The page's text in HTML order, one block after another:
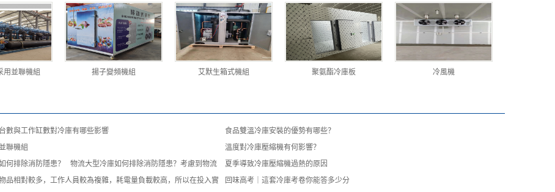
用並聯機組 揚子變頻機組 艾默生箱式機組 聚氨酯冷庫板 冷風機
數與工作缸數對冷庫有哪些影響
食品雙溫冷庫安裝的優勢有哪些？
聯機組
溫度對冷庫壓縮機有何影響？
何排除消防隱患？ 物流大型冷庫如何排除消防隱患？考慮到物流
品相對較多，工作人員較為複雜，耗電量負載較高，所以在投入實
夏季導致冷庫壓縮機過熱的原因
回味高考｜這套冷庫考卷你能答多少分